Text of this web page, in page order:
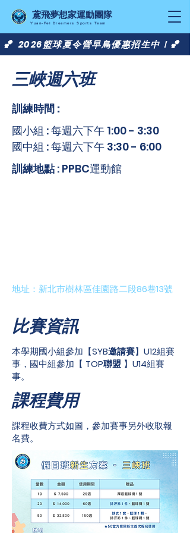
🏀 2026籃球夏令營早鳥優惠招生中！🏀
​鳶飛夢想家運動團隊
Yuan-Fei Dreamers Sports Team
三峽週六班
​訓練時間 :
​國小組 : 每週六下午 1:00 - 3:30
​國中組 : 每週六下午 3:30 - 6:00
訓練地點: PPBC運動館
​地址：新北市樹林區佳園路二段86巷13號
比賽資訊
​本學期國小組參加【SYB邀請賽】 U12組賽
事，國中組參加【 TOP聯盟 】 U14組賽
事。
​課程費用
課程收費方式如圖，參加賽事另外收取報
名費。